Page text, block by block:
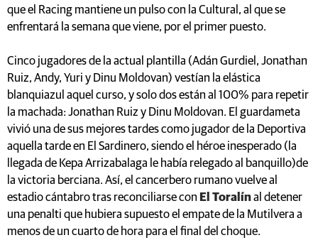
que el Racing mantiene un pulso con la Cultural, al que se
enfrentará la semana que viene, por el primer puesto.
Cinco jugadores de la actual plantilla (Adán Gurdiel, Jonathan
Ruiz, Andy, Yuri y Dinu Moldovan) vestían la elástica
blanquiazul aquel curso, y solo dos están al 100% para repetir
la machada: Jonathan Ruiz y Dinu Moldovan. El guardameta
vivió una de sus mejores tardes como jugador de la Deportiva
aquella tarde en El Sardinero, siendo el héroe inesperado (la
llegada de Kepa Arrizabalaga le había relegado al banquillo)de
la victoria berciana. Así, el cancerbero rumano vuelve al
estadio cántabro tras reconciliarse con El Toralínal detener
una penalti que hubiera supuesto el empate de la Mutilvera a
menos de un cuarto de hora para el final del choque.